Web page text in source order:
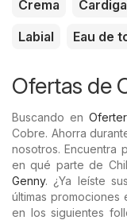
Crema
Labial
Eau de
Ofertas de
Buscando en
Cobre. Ahorra
nosotros. Encuentra
en qué parte de
Genny. ¿Ya leíste
últimas
en los siguientes